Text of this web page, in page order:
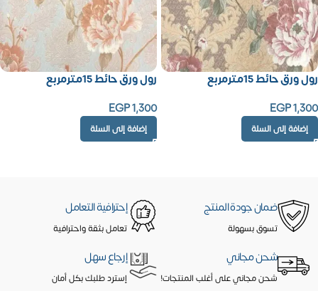
رول ورق حائط 15مترمربع
EGP1,300
إضافة إلى السلة
رول ورق حائط 15مترمربع
EGP1,300
إضافة إلى السلة
ضمان جودة المنتج
تسوق بسهولة
إحترافية التعامل
تعامل بثقة واحترافية
شحن مجاني
شحن مجاني على أغلب المنتجات!
إرجاع سهل
إسترد طلبك بكل أمان